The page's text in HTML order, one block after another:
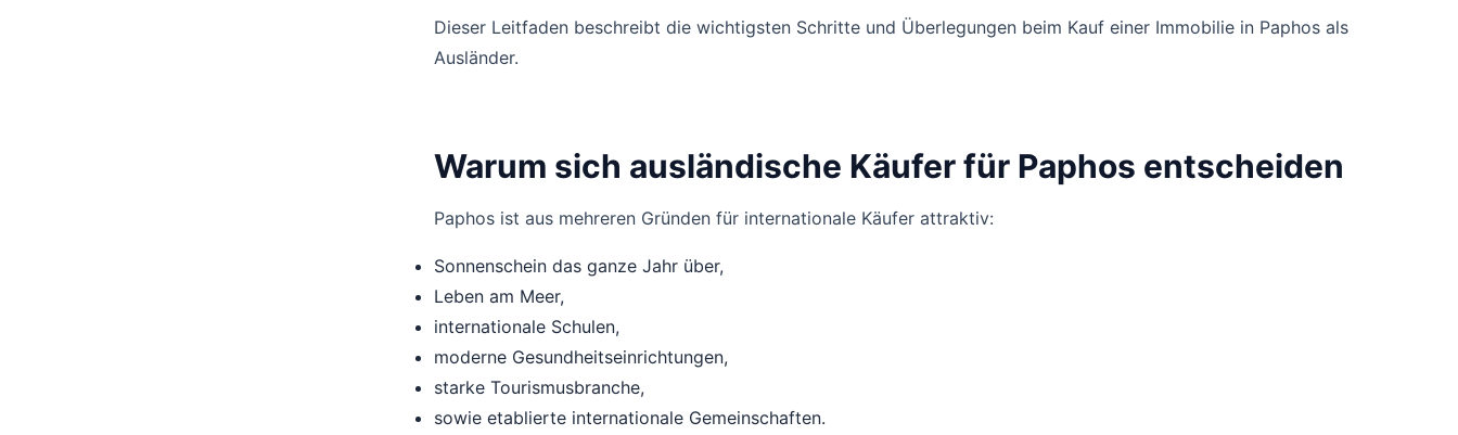
Dieser Leitfaden beschreibt die wichtigsten Schritte und Überlegungen beim Kauf einer Immobilie in Paphos als
Ausländer.
Warum sich ausländische Käufer für Paphos entscheiden
Paphos ist aus mehreren Gründen für internationale Käufer attraktiv:
Sonnenschein das ganze Jahr über,
Leben am Meer,
internationale Schulen,
moderne Gesundheitseinrichtungen,
starke Tourismusbranche,
sowie etablierte internationale Gemeinschaften.